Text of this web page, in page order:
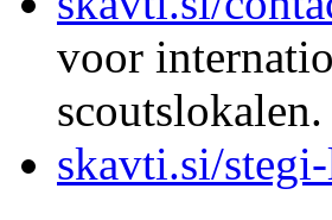
voor
scoutslokalen.
skavti.si/